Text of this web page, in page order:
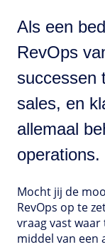
Als een
RevOps
successen
sales, en
allemaal
operations.
Mocht jij de
RevOps op te
vraag vast
middel van een